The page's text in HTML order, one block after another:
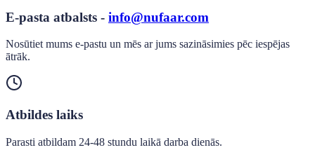
E-pasta atbalsts - info@nufaar.com
Nosūtiet mums e-pastu un mēs ar jums sazināsimies pēc iespējas
ātrāk.
Atbildes laiks
Parasti atbildam 24-48 stundu laikā darba dienās.